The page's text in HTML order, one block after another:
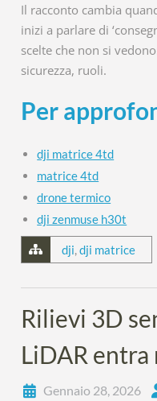
Il racconto cambia
inizi a parlare di
scelte che non si
sicurezza, ruoli.
Per
dji matrice 4td
matrice 4td
drone termico
dji zenmuse h30t
dji,dji matrice
Rilievi 3D
LiDAR
Gennaio 28, 2026